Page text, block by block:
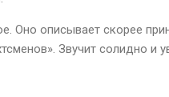
Оно описывает скорее
Звучит солидно и